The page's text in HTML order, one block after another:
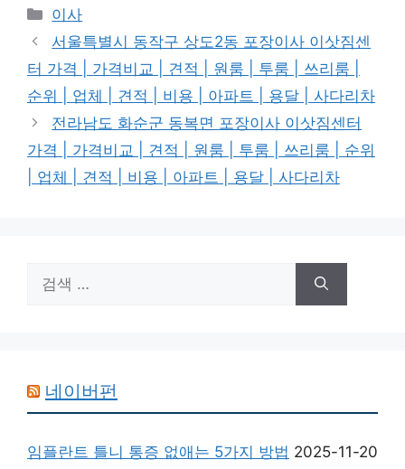
카
테
고
리
이사
서울특별시 동작구 상도2동 포장이사 이삿짐센
터 가격 | 가격비교 | 견적 | 원룸 | 투룸 | 쓰리룸 |
순위 | 업체 | 견적 | 비용 | 아파트 | 용달 | 사다리차
전라남도 화순군 동복면 포장이사 이삿짐센터
가격 | 가격비교 | 견적 | 원룸 | 투룸 | 쓰리룸 | 순위
| 업체 | 견적 | 비용 | 아파트 | 용달 | 사다리차
색:
네이버펀
임플란트 틀니 통증 없애는 5가지 방법 2025-11-20